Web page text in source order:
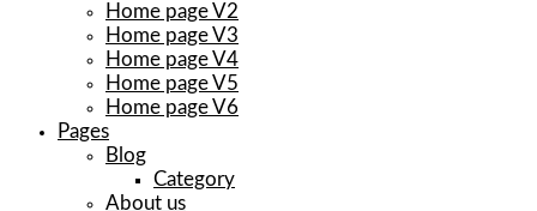
Home page V2
Home page V3
Home page V4
Home page V5
Home page V6
Pages
Blog
Category
About us